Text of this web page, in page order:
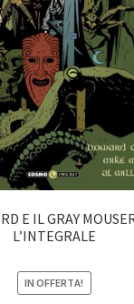
E IL GRAY
L’INTEGRALE
IN OFFERTA!